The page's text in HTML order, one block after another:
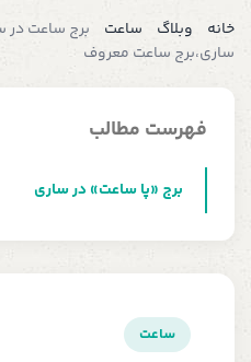
خانه وبلاگ ساعت
برج ساعت در
ساری،برج ساعت معروف
فهرست مطالب
برج «پا ساعت» در ساری
ساعت